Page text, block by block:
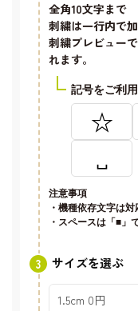
全角10文字まで
刺繍は一行内で
刺繍プレビュー
れます。
記号をご利
☆
␣
注意事項
・機種依存文字は対
・スペースは「■」
サイズを選ぶ